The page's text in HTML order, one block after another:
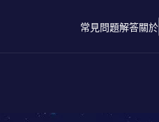
常見問題解答關於